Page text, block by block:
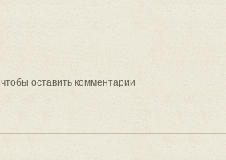
чтобы оставить комментарии